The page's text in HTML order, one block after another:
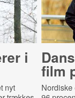
i
nyt
film
Nordiske